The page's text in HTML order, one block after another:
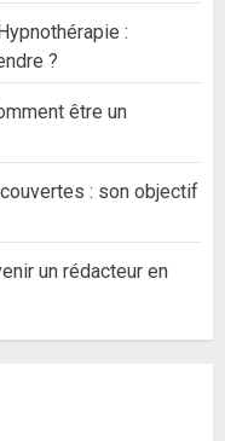
:
?
être un
: son objectif
un rédacteur en